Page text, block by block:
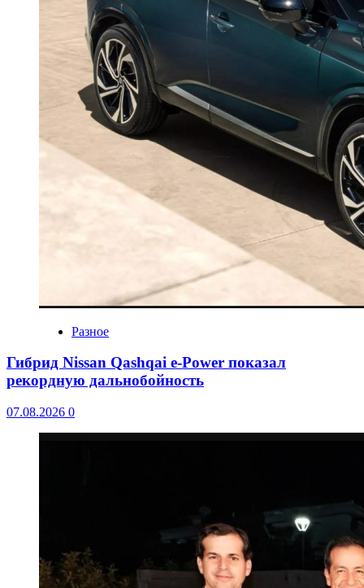
Разное
Гибрид Nissan Qashqai e-Power показал
рекордную дальнобойность
07.08.2026 0